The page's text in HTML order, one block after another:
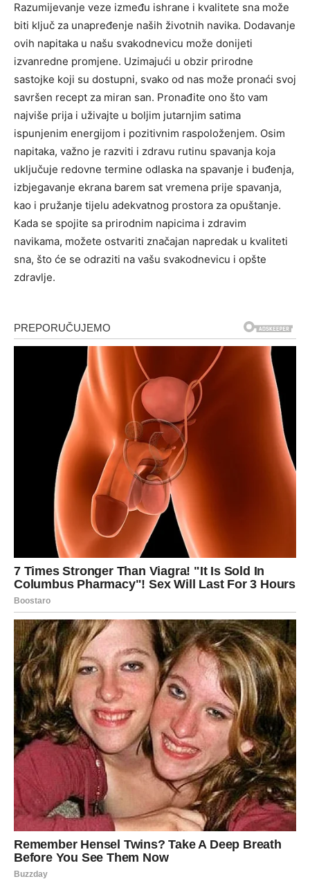
Razumijevanje veze između ishrane i kvalitete sna može
biti ključ za unapređenje naših životnih navika. Dodavanje
ovih napitaka u našu svakodnevicu može donijeti
izvanredne promjene. Uzimajući u obzir prirodne
sastojke koji su dostupni, svako od nas može pronaći svoj
savršen recept za miran san. Pronađite ono što vam
najviše prija i uživajte u boljim jutarnjim satima
ispunjenim energijom i pozitivnim raspoloženjem. Osim
napitaka, važno je razviti i zdravu rutinu spavanja koja
uključuje redovne termine odlaska na spavanje i buđenja,
izbjegavanje ekrana barem sat vremena prije spavanja,
kao i pružanje tijelu adekvatnog prostora za opuštanje.
Kada se spojite sa prirodnim napicima i zdravim
navikama, možete ostvariti značajan napredak u kvaliteti
sna, što će se odraziti na vašu svakodnevicu i opšte
zdravlje.